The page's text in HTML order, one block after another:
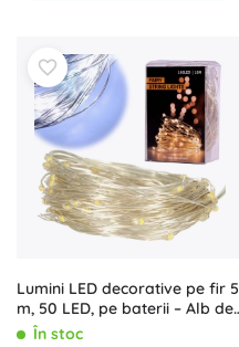
Lumini LED decorative pe fir 5
m, 50 LED, pe baterii – Alb de
iarnă
În stoc